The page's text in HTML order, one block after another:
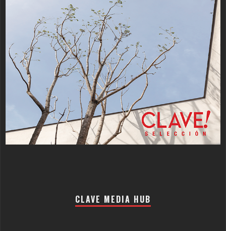
CLAVE MEDIA HUB